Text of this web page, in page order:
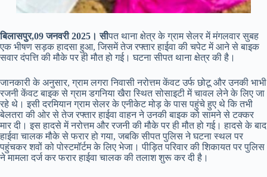
बिलासपुर,09 जनवरी 2025। सीपत थाना क्षेत्र के ग्राम सेलर में मंगलवार सुबह
एक भीषण सड़क हादसा हुआ, जिसमें तेज रफ्तार हाईवा की चपेट में आने से बाइक
सवार दंपत्ति की मौके पर ही मौत हो गई। घटना सीपत थाना क्षेत्र की है।
जानकारी के अनुसार, ग्राम लगरा निवासी नरोत्तम केंवट उर्फ छोटू और उनकी भाभी
रजनी केंवट बाइक से ग्राम डगनिया खैरा स्थित सोसाइटी में चावल लेने के लिए जा
रहे थे। इसी दरमियान ग्राम सेलर के एनीकेट मोड़ के पास पहुंचे हुए थे कि तभी
बेलतरा की ओर से तेज रफ्तार हाईवा वाहन ने उनकी बाइक को सामने से टक्कर
मार दी। इस हादसे में नरोत्तम और रजनी की मौके पर ही मौत हो गई। हादसे के बाद
हाईवा चालक मौके से फरार हो गया, जबकि सीपत पुलिस ने घटना स्थल पर
पहुंचकर शवों को पोस्टमॉर्टम के लिए भेजा। पीड़ित परिवार की शिकायत पर पुलिस
ने मामला दर्ज कर फरार हाईवा चालक की तलाश शुरू कर दी है।